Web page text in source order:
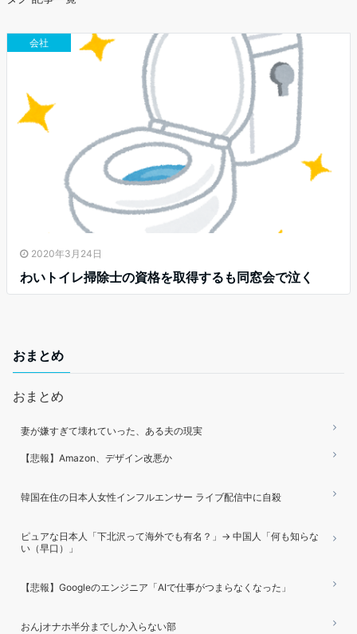
会社
2020年3月24日
わいトイレ掃除士の資格を取得するも同窓会で泣く
おまとめ
おまとめ
妻が嫌すぎて壊れていった、ある夫の現実
【悲報】Amazon、デザイン改悪か
韓国在住の日本人女性インフルエンサー ライブ配信中に自殺
ピュアな日本人「下北沢って海外でも有名？」→ 中国人「何も知らな
い（早口）」
【悲報】Googleのエンジニア「AIで仕事がつまらなくなった」
おんjオナホ半分までしか入らない部